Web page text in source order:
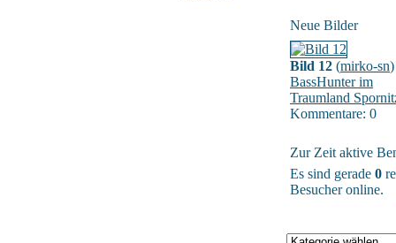
Neue Bilder
Bild 12 (mirko-sn)
BassHunter im
Traumland
Kommentare: 0
Zur Zeit aktive
Es sind gerade 0
Besucher online.